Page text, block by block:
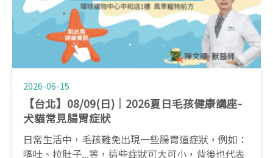
2026-06-15
【台北】08/09(日)｜2026夏日毛孩健康講座-
犬貓常見腸胃症狀
日常生活中，毛孩難免出現一些腸胃道症狀，例如：
嘔吐、拉肚子...等，這些症狀可大可小，背後也代表